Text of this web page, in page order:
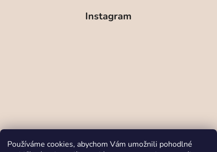
Používáme cookies, abychom Vám umožnili pohodlné
Instagram
Sledovat na Instagramu